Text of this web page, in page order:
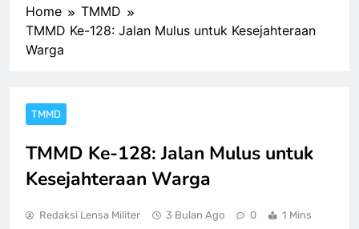
Home
TMMD
TMMD Ke-128: Jalan Mulus untuk Kesejahteraan
Warga
TMMD
TMMD Ke-128: Jalan Mulus untuk
Kesejahteraan Warga
Redaksi Lensa Militer 3 Bulan Ago 0 1 Mins